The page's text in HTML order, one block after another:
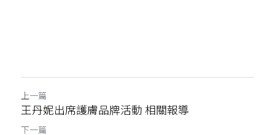
上一篇
王丹妮出席護膚品牌活動 相關報導
下一篇